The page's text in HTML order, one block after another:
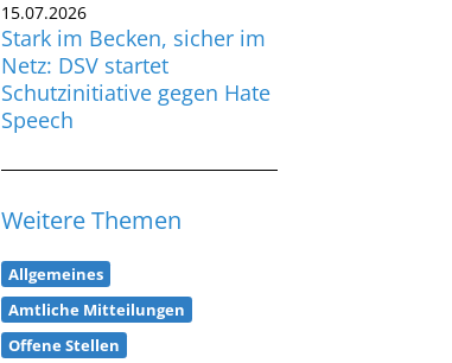
15.07.2026
Stark im Becken, sicher im
Netz: DSV startet
Schutzinitiative gegen Hate
Speech
Weitere Themen
Allgemeines
Amtliche Mitteilungen
Offene Stellen